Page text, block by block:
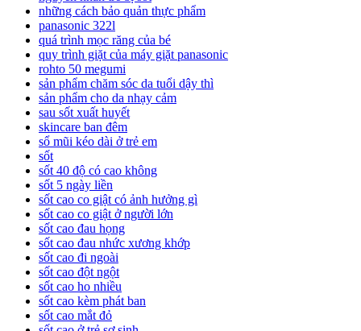
những cách bảo quản thực phẩm
panasonic 322l
quá trình mọc răng của bé
quy trình giặt của máy giặt panasonic
rohto 50 megumi
sản phẩm chăm sóc da tuổi dậy thì
sản phẩm cho da nhạy cảm
sau sốt xuất huyết
skincare ban đêm
sổ mũi kéo dài ở trẻ em
sốt
sốt 40 độ có cao không
sốt 5 ngày liền
sốt cao co giật có ảnh hưởng gì
sốt cao co giật ở người lớn
sốt cao đau họng
sốt cao đau nhức xương khớp
sốt cao đi ngoài
sốt cao đột ngột
sốt cao ho nhiều
sốt cao kèm phát ban
sốt cao mắt đỏ